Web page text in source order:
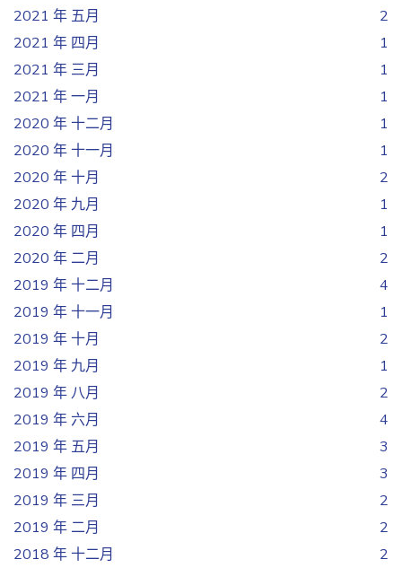
2021 年 五月
2
2021 年 四月
1
2021 年 三月
1
2021 年 一月
1
2020 年 十二月
1
2020 年 十一月
1
2020 年 十月
2
2020 年 九月
1
2020 年 四月
1
2020 年 二月
2
2019 年 十二月
4
2019 年 十一月
1
2019 年 十月
2
2019 年 九月
1
2019 年 八月
2
2019 年 六月
4
2019 年 五月
3
2019 年 四月
3
2019 年 三月
2
2019 年 二月
2
2018 年 十二月
2